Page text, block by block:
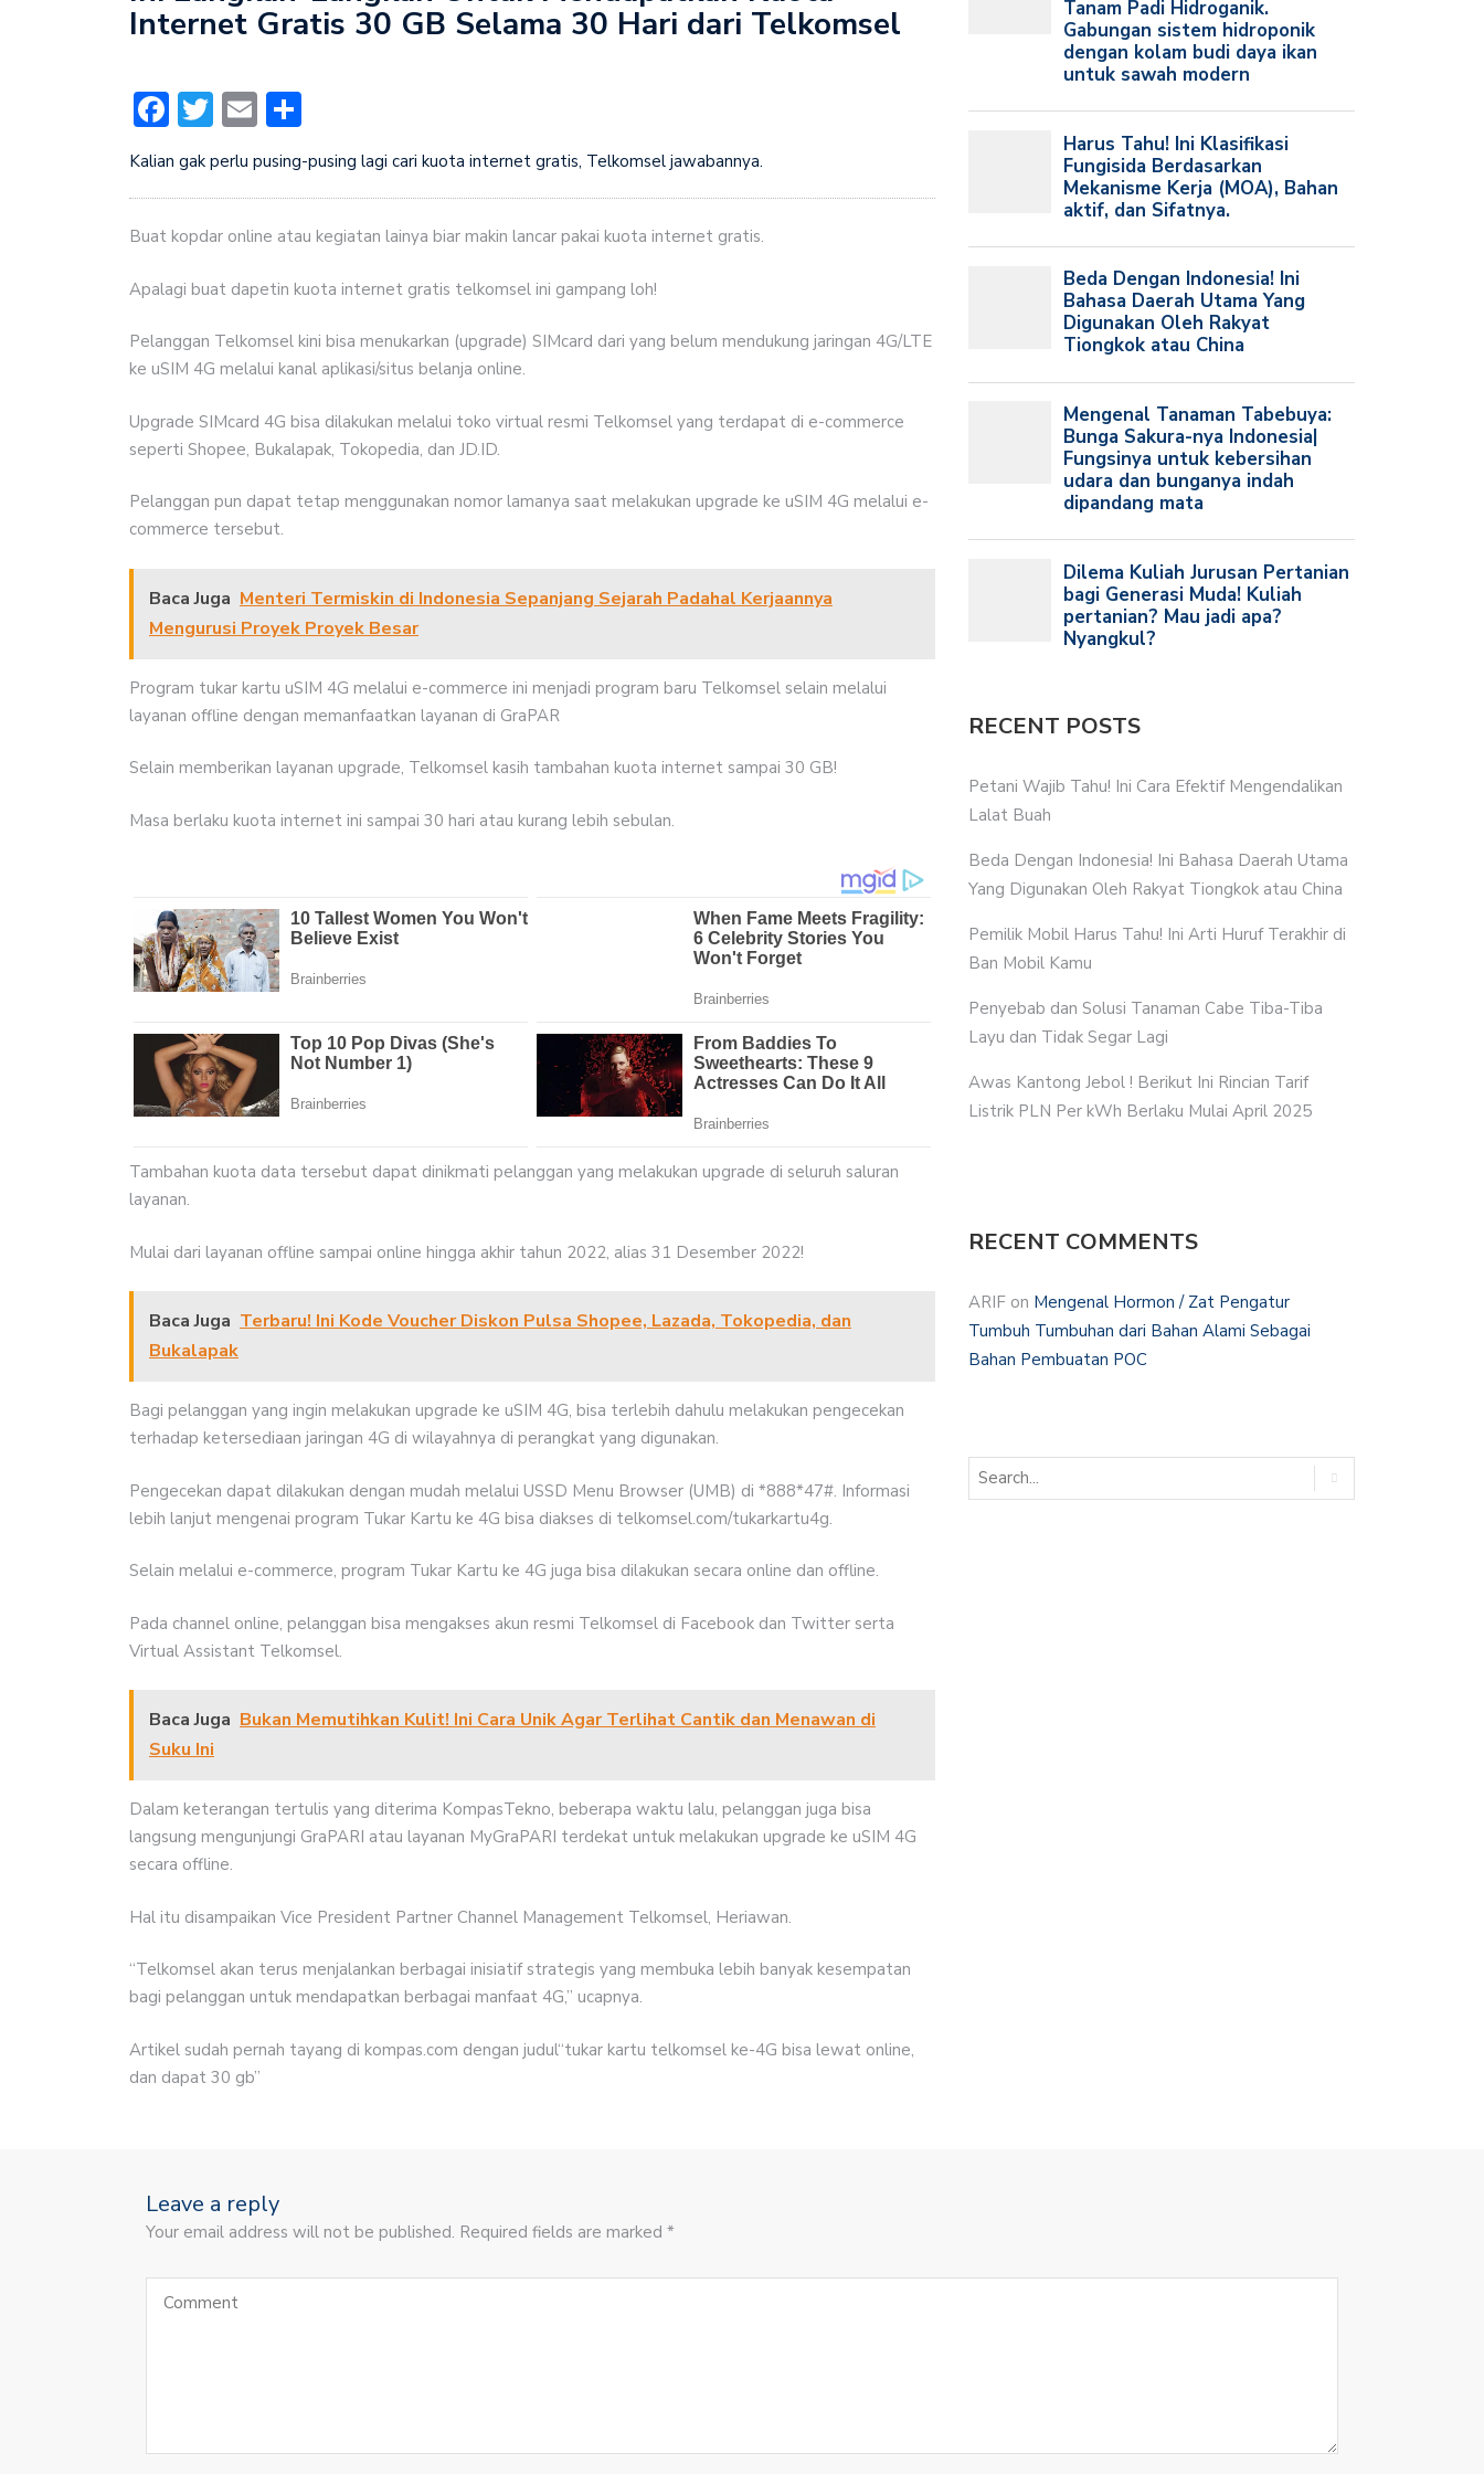
temukan di rumah
Internet Gratis 30 GB Selama 30 Hari dari Telkomsel
Facebook
Twitter
Email
Kalian gak perlu pusing-pusing lagi cari kuota internet gratis, Telkomsel jawabannya.
Buat kopdar online atau kegiatan lainya biar makin lancar pakai kuota internet gratis.
Apalagi buat dapetin kuota internet gratis telkomsel ini gampang loh!
Pelanggan Telkomsel kini bisa menukarkan (upgrade) SIMcard dari yang belum mendukung jaringan 4G/LTE
ke uSIM 4G melalui kanal aplikasi/situs belanja online.
Upgrade SIMcard 4G bisa dilakukan melalui toko virtual resmi Telkomsel yang terdapat di e-commerce
seperti Shopee, Bukalapak, Tokopedia, dan JD.ID.
Pelanggan pun dapat tetap menggunakan nomor lamanya saat melakukan upgrade ke uSIM 4G melalui e-
commerce tersebut.
Baca Juga Menteri Termiskin di Indonesia Sepanjang Sejarah Padahal Kerjaannya
Mengurusi Proyek Proyek Besar
Program tukar kartu uSIM 4G melalui e-commerce ini menjadi program baru Telkomsel selain melalui
layanan offline dengan memanfaatkan layanan di GraPAR
Selain memberikan layanan upgrade, Telkomsel kasih tambahan kuota internet sampai 30 GB!
Masa berlaku kuota internet ini sampai 30 hari atau kurang lebih sebulan.
Tambahan kuota data tersebut dapat dinikmati pelanggan yang melakukan upgrade di seluruh saluran
layanan.
Mulai dari layanan offline sampai online hingga akhir tahun 2022, alias 31 Desember 2022!
Baca Juga Terbaru! Ini Kode Voucher Diskon Pulsa Shopee, Lazada, Tokopedia, dan
Bukalapak
Bagi pelanggan yang ingin melakukan upgrade ke uSIM 4G, bisa terlebih dahulu melakukan pengecekan
terhadap ketersediaan jaringan 4G di wilayahnya di perangkat yang digunakan.
Pengecekan dapat dilakukan dengan mudah melalui USSD Menu Browser (UMB) di *888*47#. Informasi
lebih lanjut mengenai program Tukar Kartu ke 4G bisa diakses di telkomsel.com/tukarkartu4g.
Selain melalui e-commerce, program Tukar Kartu ke 4G juga bisa dilakukan secara online dan offline.
Pada channel online, pelanggan bisa mengakses akun resmi Telkomsel di Facebook dan Twitter serta
Virtual Assistant Telkomsel.
Baca Juga Bukan Memutihkan Kulit! Ini Cara Unik Agar Terlihat Cantik dan Menawan di
Suku Ini
Dalam keterangan tertulis yang diterima KompasTekno, beberapa waktu lalu, pelanggan juga bisa
langsung mengunjungi GraPARI atau layanan MyGraPARI terdekat untuk melakukan upgrade ke uSIM 4G
secara offline.
Hal itu disampaikan Vice President Partner Channel Management Telkomsel, Heriawan.
“Telkomsel akan terus menjalankan berbagai inisiatif strategis yang membuka lebih banyak kesempatan
bagi pelanggan untuk mendapatkan berbagai manfaat 4G,” ucapnya.
Artikel sudah pernah tayang di kompas.com dengan judul“tukar kartu telkomsel ke-4G bisa lewat online,
dan dapat 30 gb”
RECENT POSTS
Petani Wajib Tahu! Ini Cara Efektif Mengendalikan
Lalat Buah
Beda Dengan Indonesia! Ini Bahasa Daerah Utama
Yang Digunakan Oleh Rakyat Tiongkok atau China
Pemilik Mobil Harus Tahu! Ini Arti Huruf Terakhir di
Ban Mobil Kamu
Penyebab dan Solusi Tanaman Cabe Tiba-Tiba
Layu dan Tidak Segar Lagi
Awas Kantong Jebol ! Berikut Ini Rincian Tarif
Listrik PLN Per kWh Berlaku Mulai April 2025
RECENT COMMENTS
ARIF on Mengenal Hormon / Zat Pengatur
Tumbuh Tumbuhan dari Bahan Alami Sebagai
Bahan Pembuatan POC
Leave a reply
Your email address will not be published. Required fields are marked *